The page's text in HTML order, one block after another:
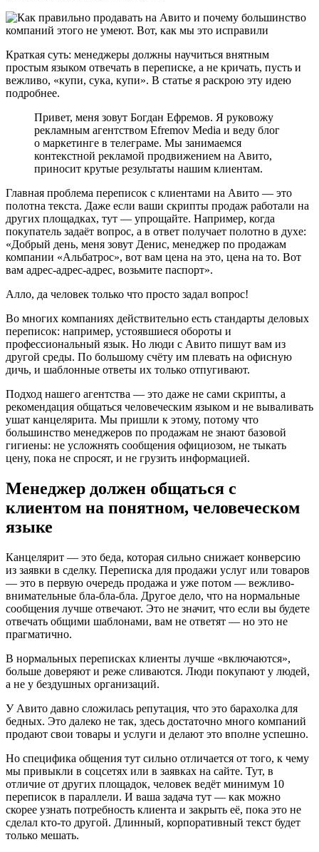
Краткая суть: менеджеры должны научиться внятным
простым языком отвечать в переписке, а не кричать, пусть и
вежливо, «купи, сука, купи». В статье я раскрою эту идею
подробнее.
Привет, меня зовут Богдан Ефремов. Я руковожу
рекламным агентством Efremov Media и веду блог
о маркетинге в телеграме. Мы занимаемся
контекстной рекламой продвижением на Авито,
приносит крутые результаты нашим клиентам.
Главная проблема переписок с клиентами на Авито — это
полотна текста. Даже если ваши скрипты продаж работали на
других площадках, тут — упрощайте. Например, когда
покупатель задаёт вопрос, а в ответ получает полотно в духе:
«Добрый день, меня зовут Денис, менеджер по продажам
компании «Альбатрос», вот вам цена на это, цена на то. Вот
вам адрес-адрес-адрес, возьмите паспорт».
Алло, да человек только что просто задал вопрос!
Во многих компаниях действительно есть стандарты деловых
переписок: например, устоявшиеся обороты и
профессиональный язык. Но люди с Авито пишут вам из
другой среды. По большому счёту им плевать на офисную
дичь, и шаблонные ответы их только отпугивают.
Подход нашего агентства — это даже не сами скрипты, а
рекомендация общаться человеческим языком и не вываливать
ушат канцелярита. Мы пришли к этому, потому что
большинство менеджеров по продажам не знают базовой
гигиены: не усложнять сообщения официозом, не тыкать
цену, пока не спросят, и не грузить информацией.
Менеджер должен общаться с
клиентом на понятном, человеческом
языке
Канцелярит — это беда, которая сильно снижает конверсию
из заявки в сделку. Переписка для продажи услуг или товаров
— это в первую очередь продажа и уже потом — вежливо-
внимательные бла-бла-бла. Другое дело, что на нормальные
сообщения лучше отвечают. Это не значит, что если вы будете
отвечать общими шаблонами, вам не ответят — но это не
прагматично.
В нормальных переписках клиенты лучше «включаются»,
больше доверяют и реже сливаются. Люди покупают у людей,
а не у бездушных организаций.
У Авито давно сложилась репутация, что это барахолка для
бедных. Это далеко не так, здесь достаточно много компаний
продают свои товары и услуги и делают это вполне успешно.
Но специфика общения тут сильно отличается от того, к чему
мы привыкли в соцсетях или в заявках на сайте. Тут, в
отличие от других площадок, человек ведёт минимум 10
переписок в параллели. И ваша задача тут — как можно
скорее узнать потребность клиента и закрыть её, пока это не
сделал кто-то другой. Длинный, корпоративный текст будет
только мешать.